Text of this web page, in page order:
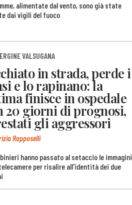
alimentate dal vento, sono già state
dai vigili del fuoco
VALSUGANA
in strada, perde i
e lo rapinano: la
finisce in ospedale
20 giorni di prognosi,
gli aggressori
Rapposelli
hanno passato al setaccio le immagini
per risalire all'identità dei due